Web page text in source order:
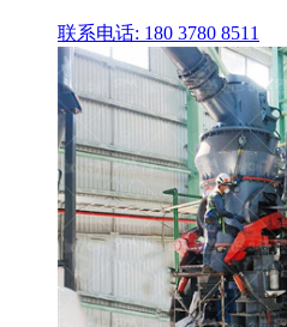
联系电话: 180 3780 8511